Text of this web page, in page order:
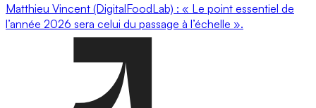
Matthieu Vincent (DigitalFoodLab) : « Le point essentiel de
l’année 2026 sera celui du passage à l’échelle ».